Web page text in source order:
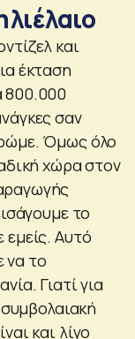
και
έκταση
800.000
σαν
Όμως όλο
χώρα στον
το
εμείς. Αυτό
να το
Γιατί για
συμβολαιακή
και λίγο